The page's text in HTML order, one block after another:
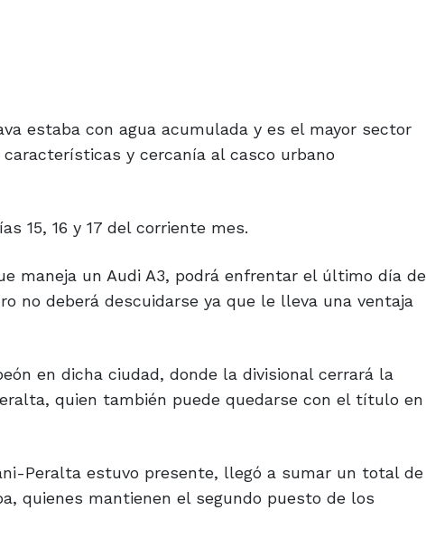
estaba con agua acumulada y es el mayor sector
y cercanía al casco urbano
15, 16 y 17 del corriente mes.
maneja un Audi A3, podrá enfrentar el último día de
no deberá descuidarse ya que le lleva una ventaja
en dicha ciudad, donde la divisional cerrará la
quien también puede quedarse con el título en
Peralta estuvo presente, llegó a sumar un total de
quienes mantienen el segundo puesto de los